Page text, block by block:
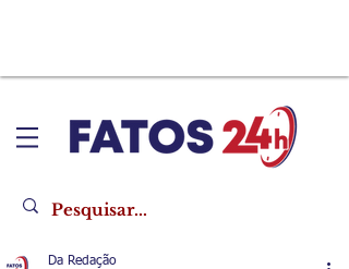
Da Redação